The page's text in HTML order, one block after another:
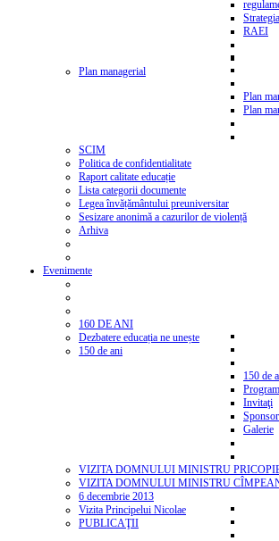
RAEI
Plan managerial
Plan
Plan
SCIM
Politica de confidentialitate
Raport calitate educație
Lista categorii documente
Legea învățământului preuniversitar
Sesizare anonimă a cazurilor de violență
Arhiva
Evenimente
160 DE ANI
Dezbatere educația ne unește
150 de ani
150 de
Invitaţi
Galerie
VIZITA DOMNULUI MINISTRU
VIZITA DOMNULUI MINISTRU
6 decembrie 2013
Vizita Principelui Nicolae
PUBLICAŢII